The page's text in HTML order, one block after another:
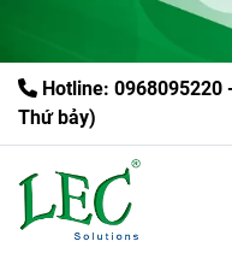
Hotline: 0968095220
Thứ bảy)